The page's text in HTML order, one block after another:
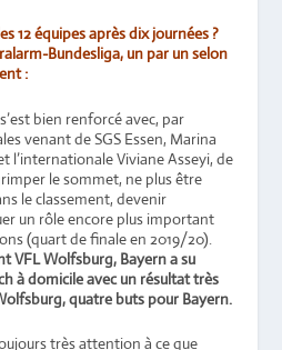
12 équipes après dix journées ?
Bundesliga, un par un selon
:
s’est bien renforcé avec, par
venant de SGS Essen, Marina
l’internationale Viviane Asseyi, de
le sommet, ne plus être
le classement, devenir
un rôle encore plus important
(quart de finale en 2019/20).
VFL Wolfsburg, Bayern a su
à domicile avec un résultat très
quatre buts pour Bayern.
très attention à ce que